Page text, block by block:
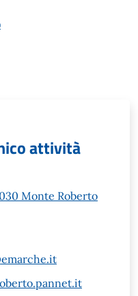
attività
Monte Roberto